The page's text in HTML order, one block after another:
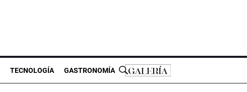
TECNOLOGÍA GASTRONOMÍA